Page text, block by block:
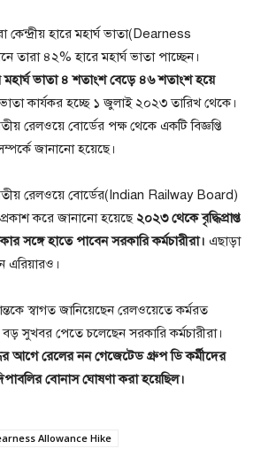
কেন্দ্রীয় হারে মহার্ঘ ভাতা(Dearness
তারা ৪২% হারে মহার্ঘ ভাতা পাচ্ছেন।
মহার্ঘ ভাতা ৪ শতাংশ বেড়ে ৪৬ শতাংশ হয়ে
ভাতা কার্যকর হচ্ছে ১ জুলাই ২০২৩ তারিখ থেকে।
রেলওয়ে বোর্ডের পক্ষ থেকে একটি বিজ্ঞপ্তি
জানানো হয়েছে।
রেলওয়ে বোর্ডের(Indian Railway Board)
প্রকাশ করে জানানো হয়েছে২০২৩ থেকে বৃদ্ধিপ্রাপ্ত
সঙ্গে হাতে পাবেন সরকারি কর্মচারীরা। এছাড়া
এরিয়ারও।
স্বাগত জানিয়েছেন রেলওয়েতে কর্মরত
সুখবর পেতে চলেছেন সরকারি কর্মচারীরা।
আগে রেলের নন গেজেটেড গ্রুপ ডি কর্মীদের
বোনাস ঘোষণা করা হয়েছিল।
Allowance Hike